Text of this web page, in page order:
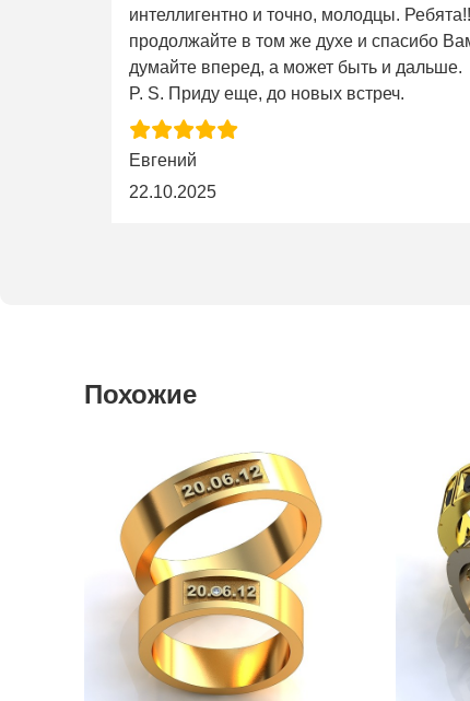
интеллигентно и точно, молодцы.
продолжайте в том же духе и спасибо
думайте вперед, а может быть и дальше.
P. S. Приду еще, до новых встреч.
Евгений
22.10.2025
Похожие